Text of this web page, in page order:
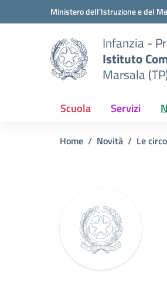
Vai ai contenuti
Vai al menu di navigazioneMinistero dell'Istruzione e del
Infanzia -
Istituto
Marsala
Scuola Servizi
Home Novità Le